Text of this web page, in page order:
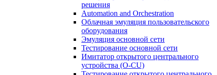
решения
Automation and Orchestration
Облачная эмуляция пользовательского
оборудования
Эмуляция основной сети
Тестирование основной сети
Имитатор открытого центрального
устройства (O-CU)